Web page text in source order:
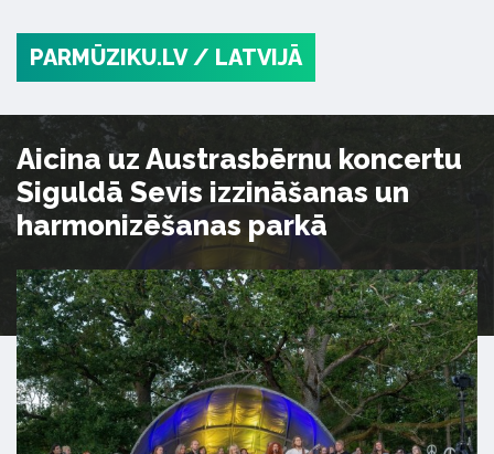
PARMŪZIKU.LV / LATVIJĀ
Aicina uz Austrasbērnu koncertu
Siguldā Sevis izzināšanas un
harmonizēšanas parkā